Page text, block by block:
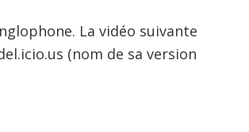
La vidéo suivante
(nom de sa version